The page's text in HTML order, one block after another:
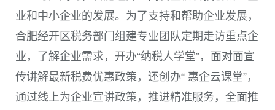
业和中小企业的发展。为了支持和帮助企业发展，
合肥经开区税务部门组建专业团队定期走访重点企
业，了解企业需求，开办“纳税人学堂”，面对面宣
传讲解最新税费优惠政策，还创办“ 惠企云课堂”，
通过线上为企业宣讲政策，推进精准服务，全面推